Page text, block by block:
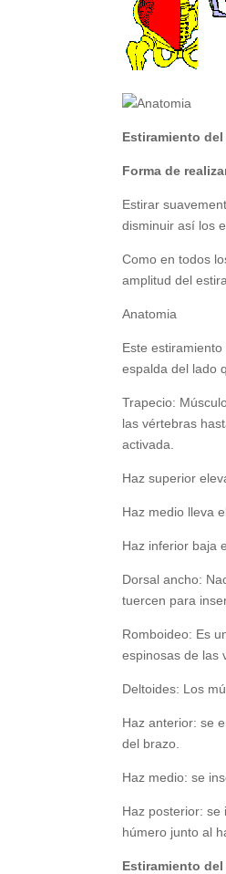
Estiramiento
Forma de
Estirar
disminuir así los
Como en todos
amplitud del
Anatomia
Este
espalda del lado
Trapecio:
las vértebras
activada.
Haz superior
Haz medio lleva
Haz inferior baja
Dorsal ancho:
tuercen para
Romboideo: Es
espinosas de las
Deltoides: Los
Haz anterior: se
del brazo.
Haz medio: se
Haz posterior:
húmero junto al
Estiramiento